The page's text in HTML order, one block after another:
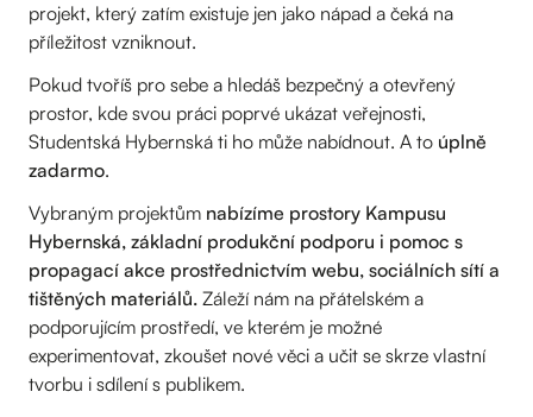
projekt, který zatím existuje jen jako nápad a čeká na
příležitost vzniknout.
Pokud tvoříš pro sebe a hledáš bezpečný a otevřený
prostor, kde svou práci poprvé ukázat veřejnosti,
Studentská Hybernská ti ho může nabídnout. A to úplně
zadarmo.
Vybraným projektům nabízíme prostory Kampusu
Hybernská, základní produkční podporu i pomoc s
propagací akce prostřednictvím webu, sociálních sítí a
tištěných materiálů. Záleží nám na přátelském a
podporujícím prostředí, ve kterém je možné
experimentovat, zkoušet nové věci a učit se skrze vlastní
tvorbu i sdílení s publikem.